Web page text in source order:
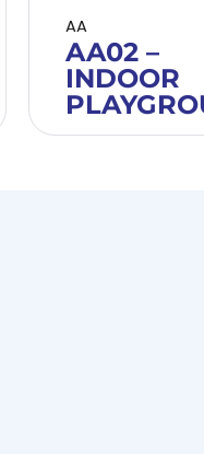
AA
AA02 –
INDOOR